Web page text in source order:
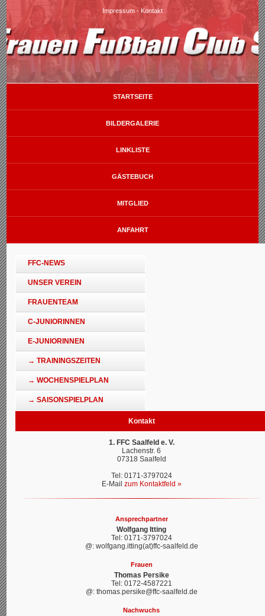
Impressum - Kontakt
STARTSEITE
BILDERGALERIE
LINKLISTE
GÄSTEBUCH
MITGLIED
ANFAHRT
FFC-NEWS
UNSER VEREIN
FRAUENTEAM
C-JUNIORINNEN
E-JUNIORINNEN
→ TRAININGSZEITEN
→ WOCHENSPIELPLAN
→ SAISONSPIELPLAN
Kontakt
1. FFC Saalfeld e. V.
Lachenstr. 6
07318 Saalfeld
Tel: 0171-3797024
E-Mail zum Kontaktfeld »
Ansprechpartner
Wolfgang Itting
Tel: 0171-3797024
@: wolfgang.itting(at)ffc-saalfeld.de
Frauen
Thomas Persike
Tel: 0172-4587221
@: thomas.persike@ffc-saalfeld.de
Nachwuchs